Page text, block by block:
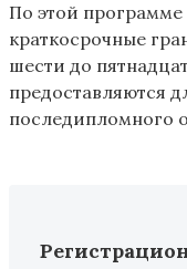
По этой
краткосрочные
шести до
предоставляются
последипломного